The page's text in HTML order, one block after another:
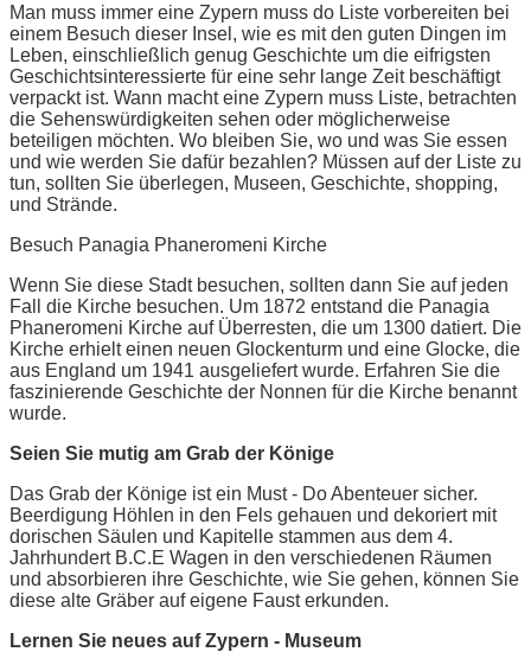
Man muss immer eine Zypern muss do Liste vorbereiten bei
einem Besuch dieser Insel, wie es mit den guten Dingen im
Leben, einschließlich genug Geschichte um die eifrigsten
Geschichtsinteressierte für eine sehr lange Zeit beschäftigt
verpackt ist. Wann macht eine Zypern muss Liste, betrachten
die Sehenswürdigkeiten sehen oder möglicherweise
beteiligen möchten. Wo bleiben Sie, wo und was Sie essen
und wie werden Sie dafür bezahlen? Müssen auf der Liste zu
tun, sollten Sie überlegen, Museen, Geschichte, shopping,
und Strände.
Besuch Panagia Phaneromeni Kirche
Wenn Sie diese Stadt besuchen, sollten dann Sie auf jeden
Fall die Kirche besuchen. Um 1872 entstand die Panagia
Phaneromeni Kirche auf Überresten, die um 1300 datiert. Die
Kirche erhielt einen neuen Glockenturm und eine Glocke, die
aus England um 1941 ausgeliefert wurde. Erfahren Sie die
faszinierende Geschichte der Nonnen für die Kirche benannt
wurde.
Seien Sie mutig am Grab der Könige
Das Grab der Könige ist ein Must - Do Abenteuer sicher.
Beerdigung Höhlen in den Fels gehauen und dekoriert mit
dorischen Säulen und Kapitelle stammen aus dem 4.
Jahrhundert B.C.E Wagen in den verschiedenen Räumen
und absorbieren ihre Geschichte, wie Sie gehen, können Sie
diese alte Gräber auf eigene Faust erkunden.
Lernen Sie neues auf Zypern - Museum